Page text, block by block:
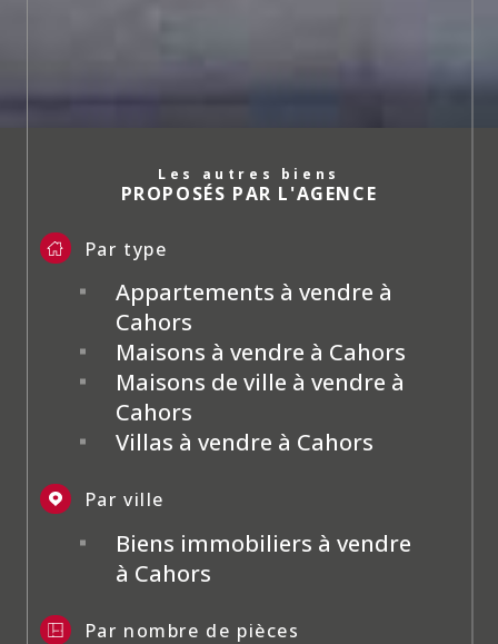
Les autres biens
PROPOSÉS PAR L'AGENCE
Par type
Appartements à vendre à
Cahors
Maisons à vendre à Cahors
Maisons de ville à vendre à
Cahors
Villas à vendre à Cahors
Par ville
Biens immobiliers à vendre
à Cahors
Par nombre de pièces